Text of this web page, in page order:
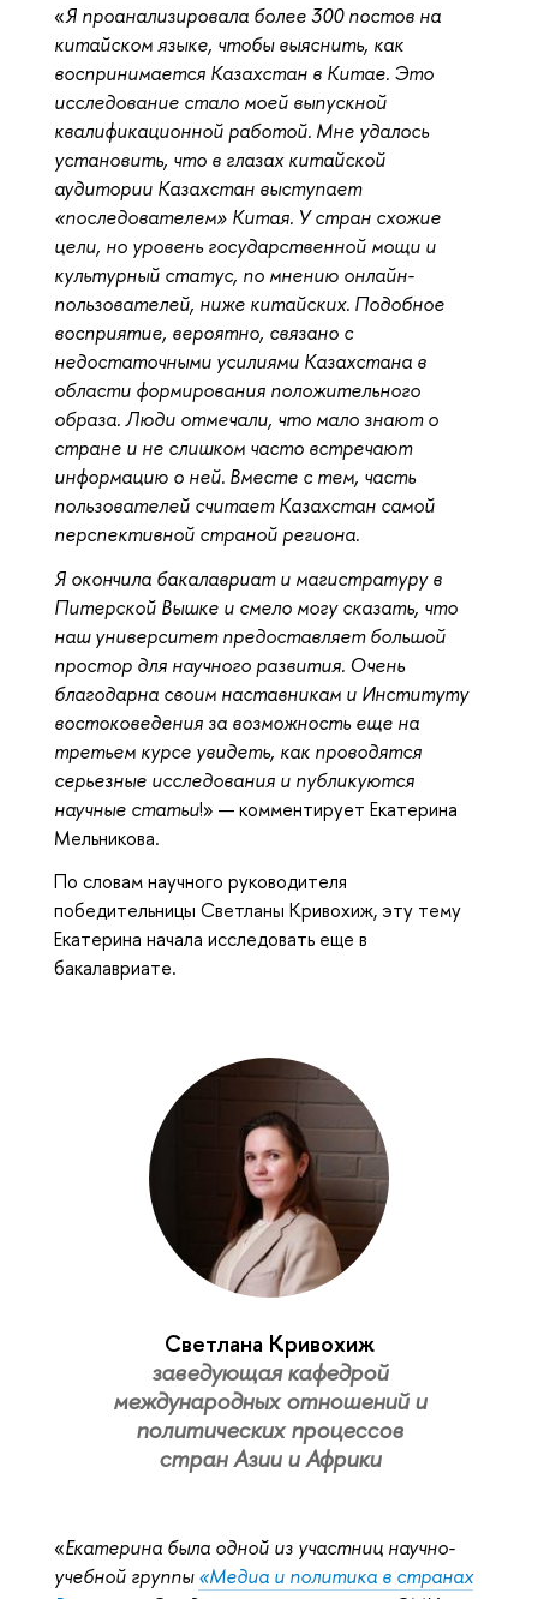
«Я проанализировала более 300 постов на
китайском языке, чтобы выяснить, как
воспринимается Казахстан в Китае. Это
исследование стало моей выпускной
квалификационной работой. Мне удалось
установить, что в глазах китайской
аудитории Казахстан выступает
«последователем» Китая. У стран схожие
цели, но уровень государственной мощи и
культурный статус, по мнению онлайн-
пользователей, ниже китайских. Подобное
восприятие, вероятно, связано с
недостаточными усилиями Казахстана в
области формирования положительного
образа. Люди отмечали, что мало знают о
стране и не слишком часто встречают
информацию о ней. Вместе с тем, часть
пользователей считает Казахстан самой
перспективной страной региона.
Я окончила бакалавриат и магистратуру в
Питерской Вышке и смело могу сказать, что
наш университет предоставляет большой
простор для научного развития. Очень
благодарна своим наставникам и Институту
востоковедения за возможность еще на
третьем курсе увидеть, как проводятся
серьезные исследования и публикуются
научные статьи!» — комментирует Екатерина
Мельникова.
По словам научного руководителя
победительницы Светланы Кривохиж, эту тему
Екатерина начала исследовать еще в
бакалавриате.
Светлана Кривохиж
заведующая кафедрой
международных отношений и
политических процессов
стран Азии и Африки
«Екатерина была одной из участниц научно-
учебной группы«Медиа и политика в странах